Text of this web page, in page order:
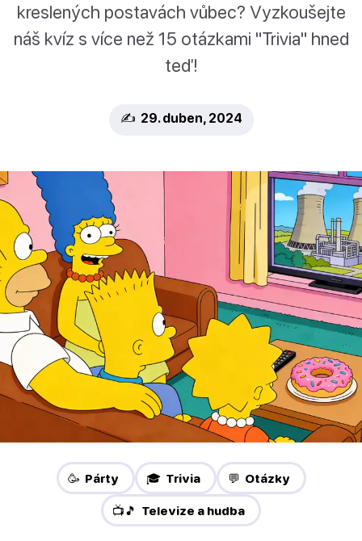
kreslených postavách vůbec? Vyzkoušejte
náš kvíz s více než 15 otázkami "Trivia" hned
teď!
✍️ 29. duben, 2024
🥳 Párty 🎓 Trivia 💬 Otázky
📺🎵 Televize a hudba